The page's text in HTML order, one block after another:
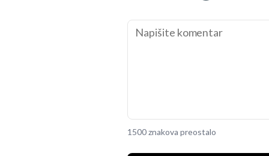
1500 znakova preostalo